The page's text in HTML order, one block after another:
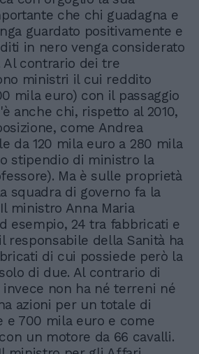
che chi guadagna e
guardato positivamente e
in nero venga considerato
Al contrario dei tre
ministri il cui reddito
mila euro) con il passaggio
anche chi, rispetto al 2010,
come Andrea
da 120 mila euro a 280 mila
stipendio di ministro la
Ma è sulle proprietà
squadra di governo fa la
ministro Anna Maria
esempio, 24 tra fabbricati e
responsabile della Sanità ha
di cui possiede però la
di due. Al contrario di
invece non ha né terreni né
azioni per un totale di
e 700 mila euro e come
un motore da 66 cavalli.